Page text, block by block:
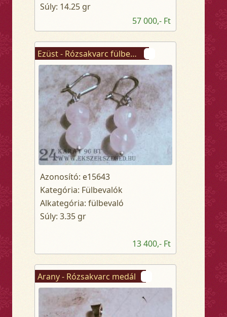
Súly: 14.25 gr
57 000,- Ft
Ezüst - Rózsakvarc fülbevaló
Azonosító: e15643
Kategória: Fülbevalók
Alkategória: fülbevaló
Súly: 3.35 gr
13 400,- Ft
Arany - Rózsakvarc medál